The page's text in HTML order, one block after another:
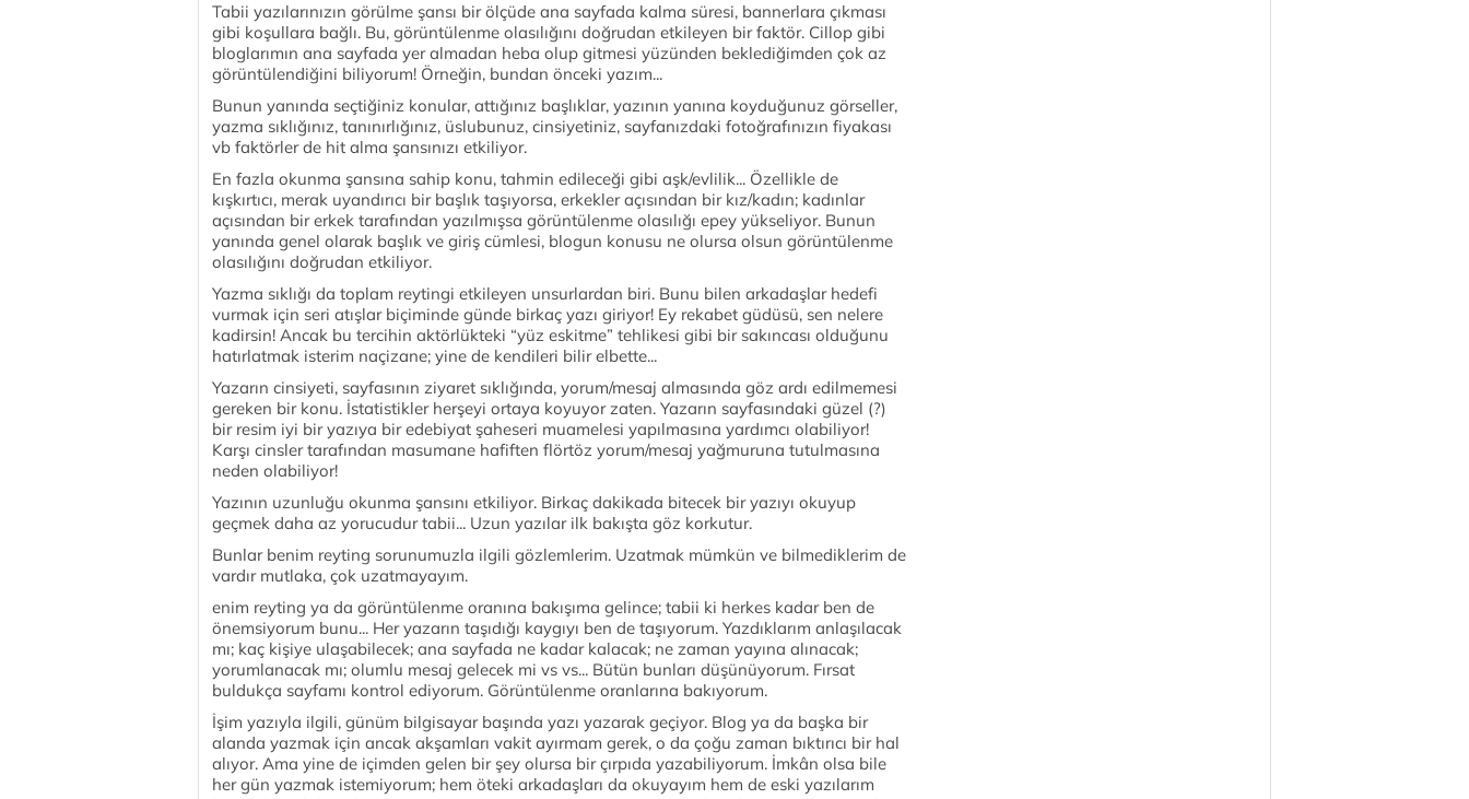
Tabii yazılarınızın görülme şansı bir ölçüde ana sayfada kalma süresi, bannerlara çıkması
gibi koşullara bağlı. Bu, görüntülenme olasılığını doğrudan etkileyen bir faktör. Cillop gibi
bloglarımın ana sayfada yer almadan heba olup gitmesi yüzünden beklediğimden çok az
görüntülendiğini biliyorum! Örneğin, bundan önceki yazım...
Bunun yanında seçtiğiniz konular, attığınız başlıklar, yazının yanına koyduğunuz görseller,
yazma sıklığınız, tanınırlığınız, üslubunuz, cinsiyetiniz, sayfanızdaki fotoğrafınızın fiyakası
vb faktörler de hit alma şansınızı etkiliyor.
En fazla okunma şansına sahip konu, tahmin edileceği gibi aşk/evlilik... Özellikle de
kışkırtıcı, merak uyandırıcı bir başlık taşıyorsa, erkekler açısından bir kız/kadın; kadınlar
açısından bir erkek tarafından yazılmışsa görüntülenme olasılığı epey yükseliyor. Bunun
yanında genel olarak başlık ve giriş cümlesi, blogun konusu ne olursa olsun görüntülenme
olasılığını doğrudan etkiliyor.
Yazma sıklığı da toplam reytingi etkileyen unsurlardan biri. Bunu bilen arkadaşlar hedefi
vurmak için seri atışlar biçiminde günde birkaç yazı giriyor! Ey rekabet güdüsü, sen nelere
kadirsin! Ancak bu tercihin aktörlükteki “yüz eskitme” tehlikesi gibi bir sakıncası olduğunu
hatırlatmak isterim naçizane; yine de kendileri bilir elbette...
Yazarın cinsiyeti, sayfasının ziyaret sıklığında, yorum/mesaj almasında göz ardı edilmemesi
gereken bir konu. İstatistikler herşeyi ortaya koyuyor zaten. Yazarın sayfasındaki güzel (?)
bir resim iyi bir yazıya bir edebiyat şaheseri muamelesi yapılmasına yardımcı olabiliyor!
Karşı cinsler tarafından masumane hafiften flörtöz yorum/mesaj yağmuruna tutulmasına
neden olabiliyor!
Yazının uzunluğu okunma şansını etkiliyor. Birkaç dakikada bitecek bir yazıyı okuyup
geçmek daha az yorucudur tabii... Uzun yazılar ilk bakışta göz korkutur.
Bunlar benim reyting sorunumuzla ilgili gözlemlerim. Uzatmak mümkün ve bilmediklerim de
vardır mutlaka, çok uzatmayayım.
enim reyting ya da görüntülenme oranına bakışıma gelince; tabii ki herkes kadar ben de
önemsiyorum bunu... Her yazarın taşıdığı kaygıyı ben de taşıyorum. Yazdıklarım anlaşılacak
mı; kaç kişiye ulaşabilecek; ana sayfada ne kadar kalacak; ne zaman yayına alınacak;
yorumlanacak mı; olumlu mesaj gelecek mi vs vs... Bütün bunları düşünüyorum. Fırsat
buldukça sayfamı kontrol ediyorum. Görüntülenme oranlarına bakıyorum.
İşim yazıyla ilgili, günüm bilgisayar başında yazı yazarak geçiyor. Blog ya da başka bir
alanda yazmak için ancak akşamları vakit ayırmam gerek, o da çoğu zaman bıktırıcı bir hal
alıyor. Ama yine de içimden gelen bir şey olursa bir çırpıda yazabiliyorum. İmkân olsa bile
her gün yazmak istemiyorum; hem öteki arkadaşları da okuyayım hem de eski yazılarım